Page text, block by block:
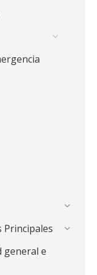
Principales
general e